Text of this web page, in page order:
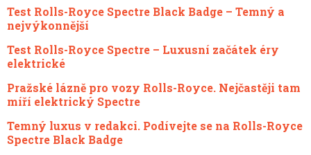
Test Rolls-Royce Spectre Black Badge – Temný a
nejvýkonnější
Test Rolls-Royce Spectre – Luxusní začátek éry
elektrické
Pražské lázně pro vozy Rolls-Royce. Nejčastěji tam
míří elektrický Spectre
Temný luxus v redakci. Podívejte se na Rolls-Royce
Spectre Black Badge